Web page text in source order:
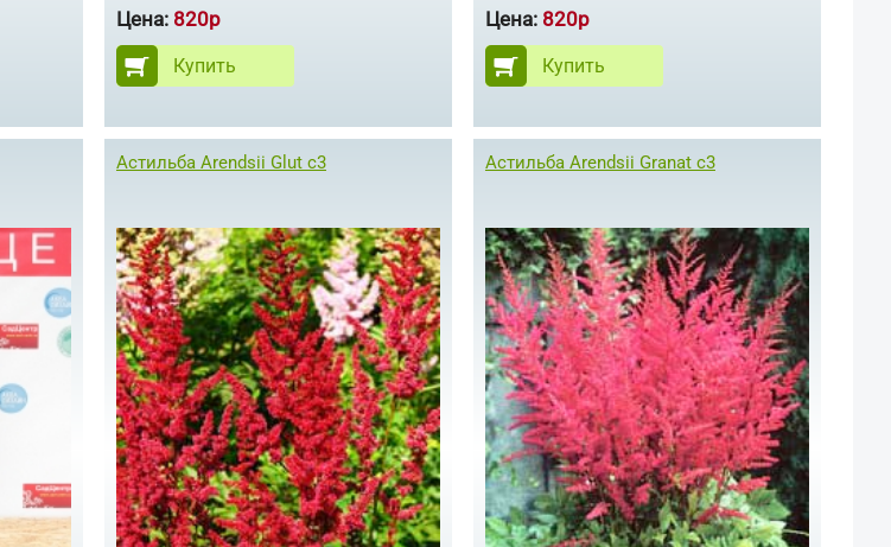
Цена: 820р
Купить
Цена: 820р
Купить
Астильба Arendsii Glut с3 Астильба Arendsii Granat с3